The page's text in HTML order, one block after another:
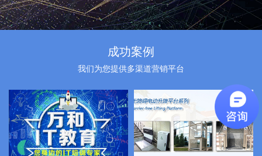
成功案例
我们为您提供多渠道营销平台